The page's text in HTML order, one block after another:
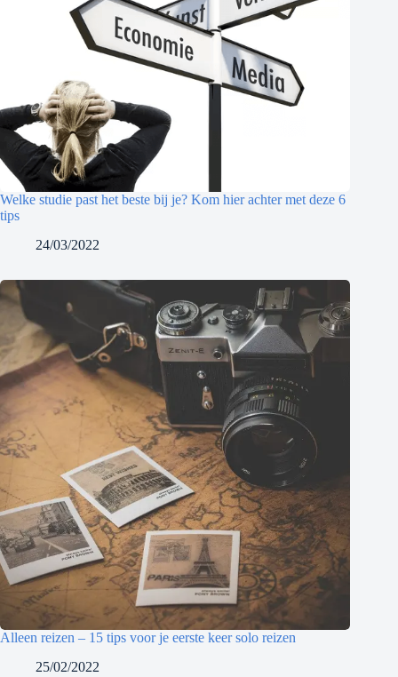
Welke studie past het beste bij je? Kom hier achter met deze 6
tips
24/03/2022
Alleen reizen – 15 tips voor je eerste keer solo reizen
25/02/2022